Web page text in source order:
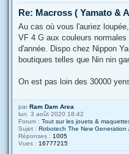
Re: Macross ( Yamato &
Au cas où vous l'auriez
VF 4 G aux couleurs
d'année. Dispo chez Nippon
boutiques telles que Nin nin
On est pas loin des 30000
par Ram Dam Area
lun. 3 août 2020 18:42
Forum : Tout sur les jouets &
Sujet : Robotech The New
Réponses : 1005
Vues : 16777215